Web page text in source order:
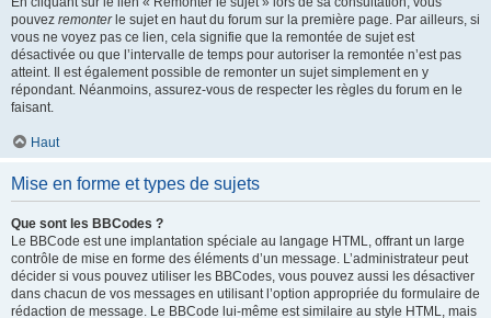
pouvez remonterle sujet en haut du forum sur la première page. Par ailleurs, si
vous ne voyez pas ce lien, cela signifie que la remontée de sujet est
désactivée ou que l’intervalle de temps pour autoriser la remontée n’est pas
atteint. Il est également possible de remonter un sujet simplement en y
répondant. Néanmoins, assurez-vous de respecter les règles du forum en le
faisant.
Haut
Mise en forme et types de sujets
Que sont les BBCodes ?
Le BBCode est une implantation spéciale au langage HTML, offrant un large
contrôle de mise en forme des éléments d’un message. L’administrateur peut
décider si vous pouvez utiliser les BBCodes, vous pouvez aussi les désactiver
dans chacun de vos messages en utilisant l’option appropriée du formulaire de
rédaction de message. Le BBCode lui-même est similaire au style HTML, mais